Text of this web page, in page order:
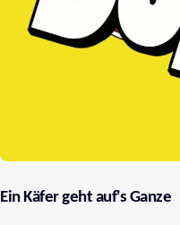
Ein Käfer geht auf's Ganze